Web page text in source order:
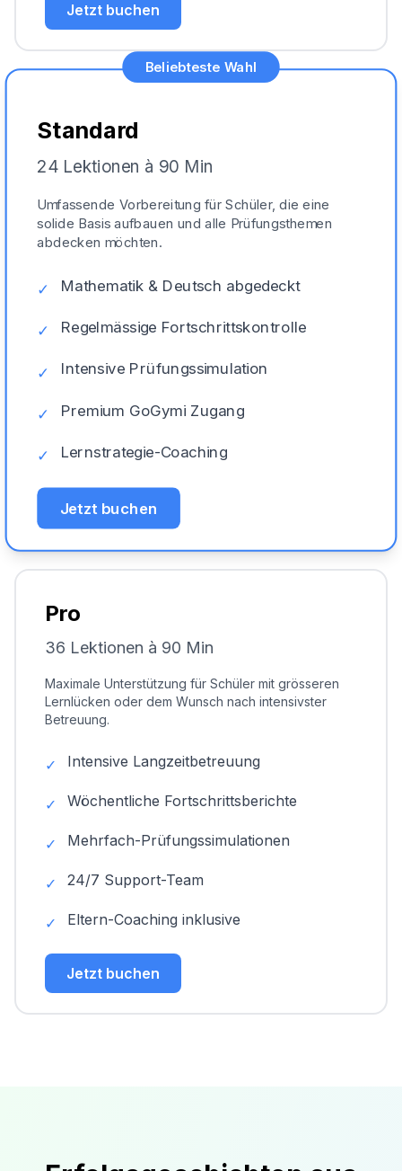
Jetzt buchen
Beliebteste Wahl
Standard
24 Lektionen à 90 Min
Umfassende Vorbereitung für Schüler, die eine
solide Basis aufbauen und alle Prüfungsthemen
abdecken möchten.
✓ Mathematik & Deutsch abgedeckt
✓ Regelmässige Fortschrittskontrolle
✓ Intensive Prüfungssimulation
✓ Premium GoGymi Zugang
✓ Lernstrategie-Coaching
Jetzt buchen
Pro
36 Lektionen à 90 Min
Maximale Unterstützung für Schüler mit grösseren
Lernlücken oder dem Wunsch nach intensivster
Betreuung.
✓ Intensive Langzeitbetreuung
✓ Wöchentliche Fortschrittsberichte
✓ Mehrfach-Prüfungssimulationen
✓ 24/7 Support-Team
✓ Eltern-Coaching inklusive
Jetzt buchen